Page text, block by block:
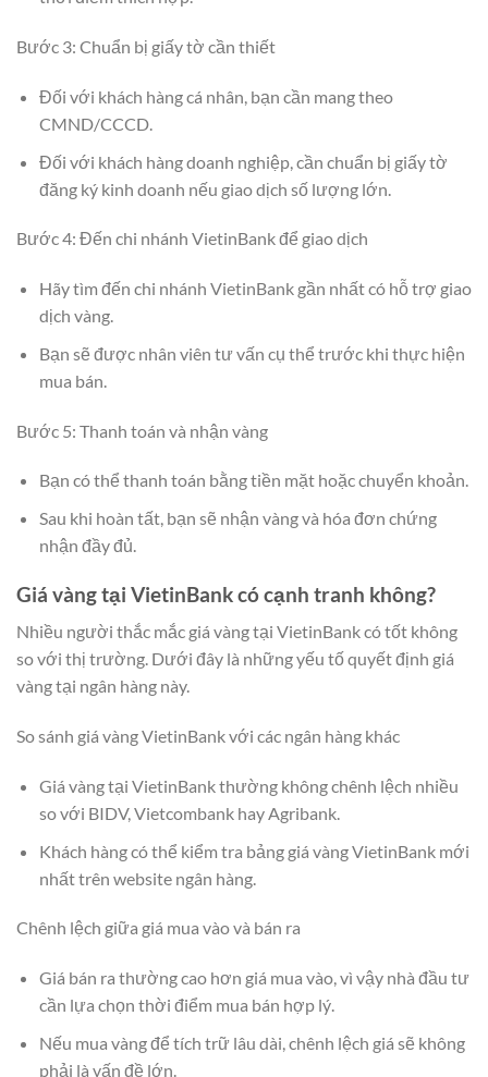
Bước 3: Chuẩn bị giấy tờ cần thiết
Đối với khách hàng cá nhân, bạn cần mang theo
CMND/CCCD.
Đối với khách hàng doanh nghiệp, cần chuẩn bị giấy tờ
đăng ký kinh doanh nếu giao dịch số lượng lớn.
Bước 4: Đến chi nhánh VietinBank để giao dịch
Hãy tìm đến chi nhánh VietinBank gần nhất có hỗ trợ giao
dịch vàng.
Bạn sẽ được nhân viên tư vấn cụ thể trước khi thực hiện
mua bán.
Bước 5: Thanh toán và nhận vàng
Bạn có thể thanh toán bằng tiền mặt hoặc chuyển khoản.
Sau khi hoàn tất, bạn sẽ nhận vàng và hóa đơn chứng
nhận đầy đủ.
Giá vàng tại VietinBank có cạnh tranh không?
Nhiều người thắc mắc giá vàng tại VietinBank có tốt không
so với thị trường. Dưới đây là những yếu tố quyết định giá
vàng tại ngân hàng này.
So sánh giá vàng VietinBank với các ngân hàng khác
Giá vàng tại VietinBank thường không chênh lệch nhiều
so với BIDV, Vietcombank hay Agribank.
Khách hàng có thể kiểm tra bảng giá vàng VietinBank mới
nhất trên website ngân hàng.
Chênh lệch giữa giá mua vào và bán ra
Giá bán ra thường cao hơn giá mua vào, vì vậy nhà đầu tư
cần lựa chọn thời điểm mua bán hợp lý.
Nếu mua vàng để tích trữ lâu dài, chênh lệch giá sẽ không
phải là vấn đề lớn.